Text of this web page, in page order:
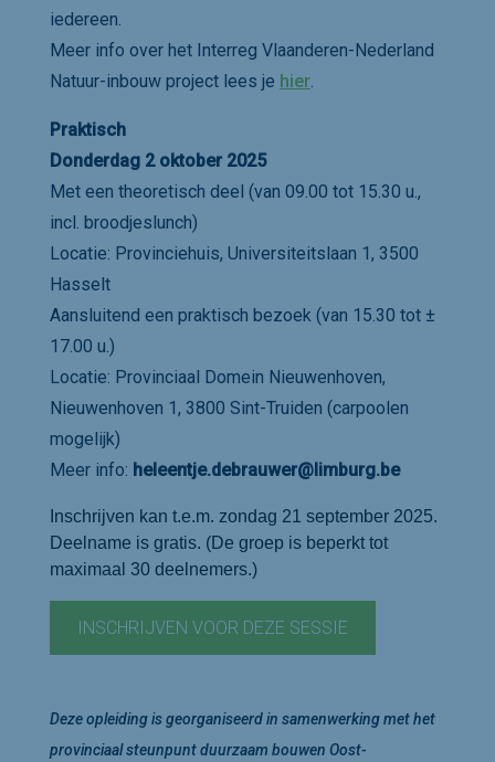
iedereen.
Meer info over het Interreg Vlaanderen-Nederland
Natuur-inbouw project lees je hier
Praktisch
Donderdag 2 oktober 2025
Met een theoretisch deel (van 09.00 tot 15.30 u.,
incl. broodjeslunch)
Locatie: Provinciehuis, Universiteitslaan 1, 3500
Hasselt
Aansluitend een praktisch bezoek (van 15.30 tot ±
17.00 u.)
Locatie: Provinciaal Domein Nieuwenhoven,
Nieuwenhoven 1, 3800 Sint-Truiden (carpoolen
mogelijk)
Meer info: heleentje.debrauwer@limburg.be
Inschrijven kan t.e.m. zondag 21 september 2025.
Deelname is gratis. (De groep is beperkt tot
maximaal 30 deelnemers.)
INSCHRIJVEN VOOR DEZE SESSIE
Deze opleiding is georganiseerd in samenwerking met het
provinciaal steunpunt duurzaam bouwen Oost-